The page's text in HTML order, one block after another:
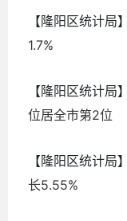
【隆阳区统计局】
1.7%
【隆阳区统计局】
位居全市第2位
【隆阳区统计局】
长5.55%